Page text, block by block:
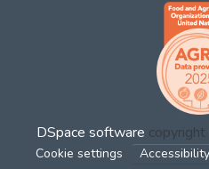
DSpace software
Cookie settings